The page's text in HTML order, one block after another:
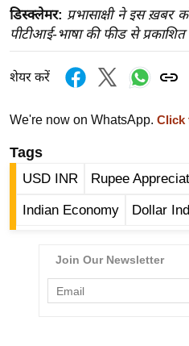
यं
हि
त्य
ग
डिस्क्लेमर: प्रभासाक्षी ने इस ख़बर
पीटीआई-भाषा की फीड से प्रकाशित
शेयर करें
We're now on WhatsApp. Click
Tags
USD INR Rupee
Indian Economy Dollar